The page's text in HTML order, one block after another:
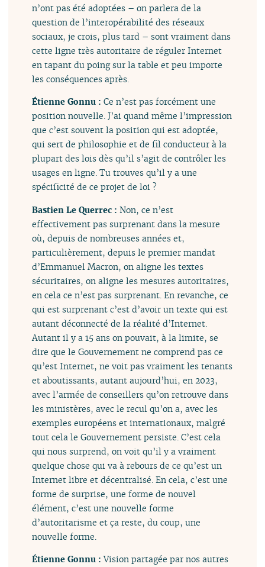
n’ont pas été adoptées – on parlera de la
question de l’interopérabilité des réseaux
sociaux, je crois, plus tard – sont vraiment dans
cette ligne très autoritaire de réguler Internet
en tapant du poing sur la table et peu importe
les conséquences après.
Étienne Gonnu :Ce n’est pas forcément une
position nouvelle. J’ai quand même l’impression
que c’est souvent la position qui est adoptée,
qui sert de philosophie et de fil conducteur à la
plupart des lois dès qu’il s’agit de contrôler les
usages en ligne. Tu trouves qu’il y a une
spécificité de ce projet de loi ?
Bastien Le Querrec :Non, ce n’est
effectivement pas surprenant dans la mesure
où, depuis de nombreuses années et,
particulièrement, depuis le premier mandat
d’Emmanuel Macron, on aligne les textes
sécuritaires, on aligne les mesures autoritaires,
en cela ce n’est pas surprenant. En revanche, ce
qui est surprenant c’est d’avoir un texte qui est
autant déconnecté de la réalité d’Internet.
Autant il y a 15 ans on pouvait, à la limite, se
dire que le Gouvernement ne comprend pas ce
qu’est Internet, ne voit pas vraiment les tenants
et aboutissants, autant aujourd’hui, en 2023,
avec l’armée de conseillers qu’on retrouve dans
les ministères, avec le recul qu’on a, avec les
exemples européens et internationaux, malgré
tout cela le Gouvernement persiste. C’est cela
qui nous surprend, on voit qu’il y a vraiment
quelque chose qui va à rebours de ce qu’est un
Internet libre et décentralisé. En cela, c’est une
forme de surprise, une forme de nouvel
élément, c’est une nouvelle forme
d’autoritarisme et ça reste, du coup, une
nouvelle forme.
Étienne Gonnu :Vision partagée par nos autres